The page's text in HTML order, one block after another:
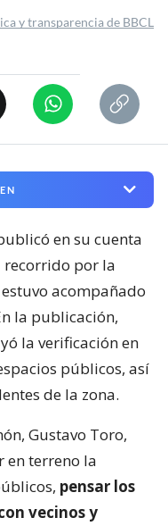
y transparencia de BBCL
en su cuenta
recorrido por la
acompañado
la publicación,
la verificación en
públicos, así
de la zona.
Gustavo Toro,
en terreno la
pensar los
vecinos y